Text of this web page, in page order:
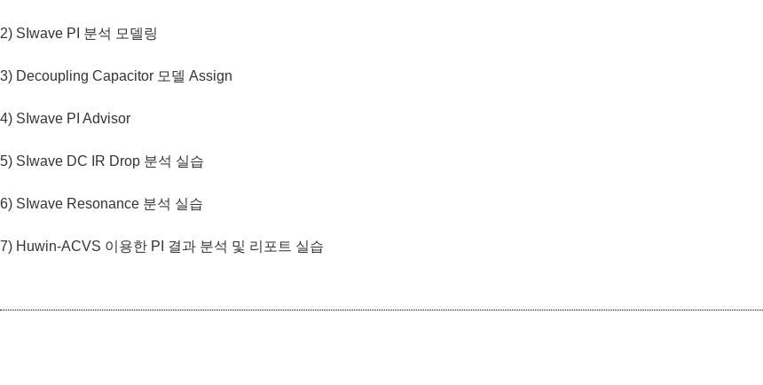
2) SIwave PI 분석 모델링
3) Decoupling Capacitor 모델 Assign
4) SIwave PI Advisor
5) SIwave DC IR Drop 분석 실습
6) SIwave Resonance 분석 실습
7) Huwin-ACVS 이용한 PI 결과 분석 및 리포트 실습